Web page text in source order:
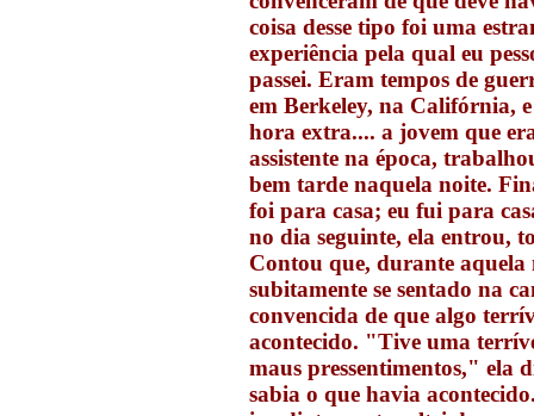
coisa desse tipo foi uma
experiência pela qual eu
passei. Eram tempos de
em Berkeley, na Califórnia,
hora extra.... a jovem que
assistente na época,
bem tarde naquela noite.
foi para casa; eu fui para
no dia seguinte, ela entrou,
Contou que, durante aquela
subitamente se sentado na
convencida de que algo
acontecido. "Tive uma
maus pressentimentos," ela
sabia o que havia